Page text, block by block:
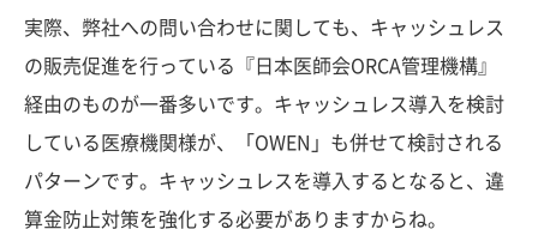
実際、弊社への問い合わせに関しても、キャッシュレス
の販売促進を行っている『日本医師会ORCA管理機構』
経由のものが一番多いです。キャッシュレス導入を検討
している医療機関様が、「OWEN」も併せて検討される
パターンです。キャッシュレスを導入するとなると、違
算金防止対策を強化する必要がありますからね。